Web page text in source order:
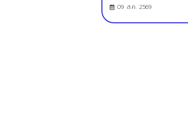
09 ส.ค. 2569